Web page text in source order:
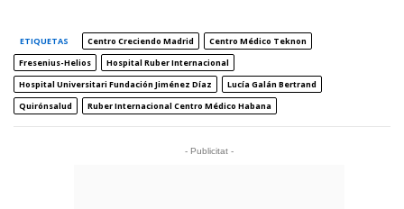
ETIQUETAS Centro Creciendo Madrid
Centro Médico Teknon
Fresenius-Helios
Hospital Ruber Internacional
Hospital Universitari Fundación Jiménez Díaz
Lucía Galán Bertrand
Quirónsalud
Ruber Internacional Centro Médico Habana
- Publicitat -